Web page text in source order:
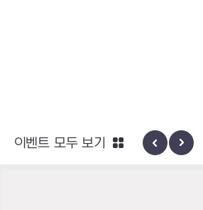
신규 지역 네블론
이벤트 모두 보기